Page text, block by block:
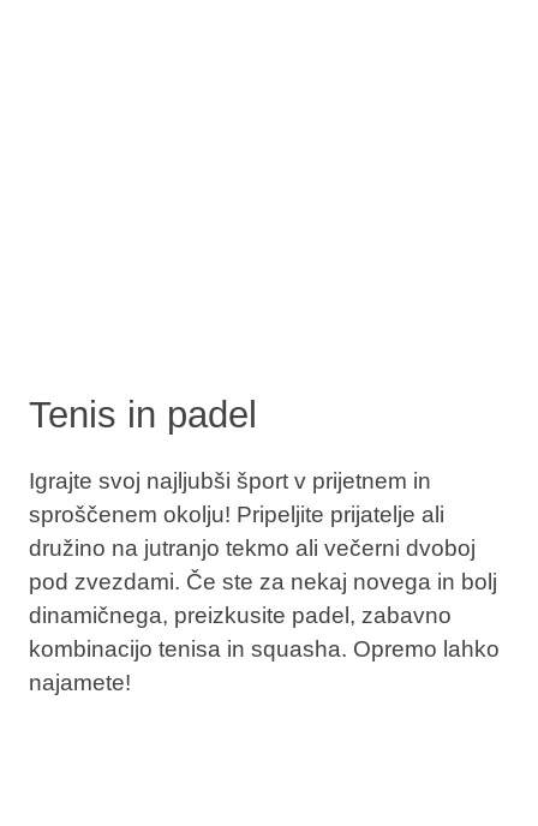
Tenis in padel
Igrajte svoj najljubši šport v prijetnem in
sproščenem okolju! Pripeljite prijatelje ali
družino na jutranjo tekmo ali večerni dvoboj
pod zvezdami. Če ste za nekaj novega in bolj
dinamičnega, preizkusite padel, zabavno
kombinacijo tenisa in squasha. Opremo lahko
najamete!